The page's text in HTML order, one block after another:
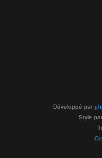
Développé par
Style par